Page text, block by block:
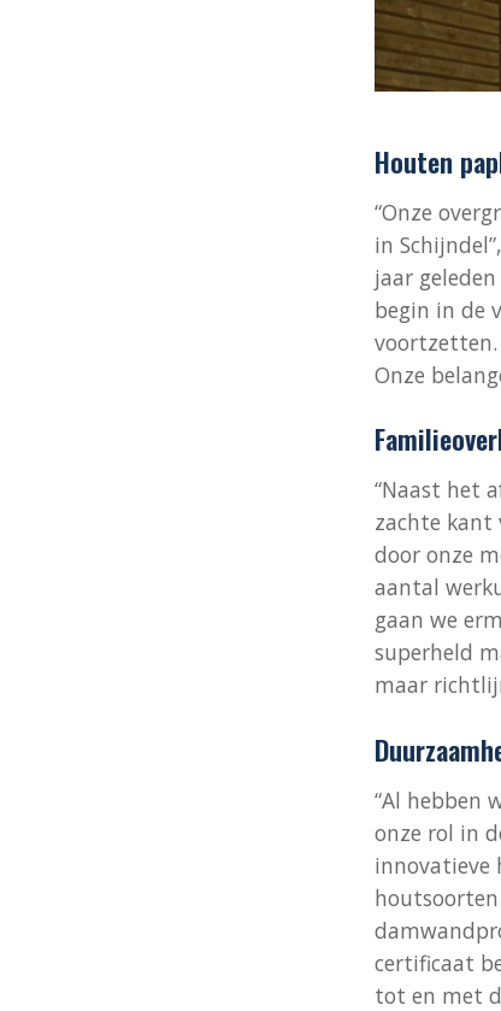
Houten
“Onze
in
jaar
begin in de
voortzetten.
Onze
“Naast het
zachte kant
door onze
aantal
gaan we
superheld
maar
“Al hebben
onze rol in
innovatieve
certificaat
tot en met